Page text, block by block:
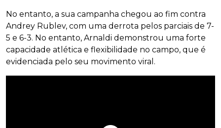
No entanto, a sua campanha chegou ao fim contra
Andrey Rublev, com uma derrota pelos parciais de 7-
5 e 6-3. No entanto, Arnaldi demonstrou uma forte
capacidade atlética e flexibilidade no campo, que é
evidenciada pelo seu movimento viral.